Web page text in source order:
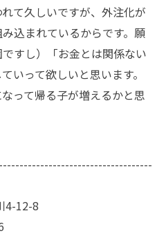
て久しいですが、外注化が
込まれているからです。願
すし）「お金とは関係ない
いって欲しいと思います。
って帰る子が増えるかと思
4-12-8